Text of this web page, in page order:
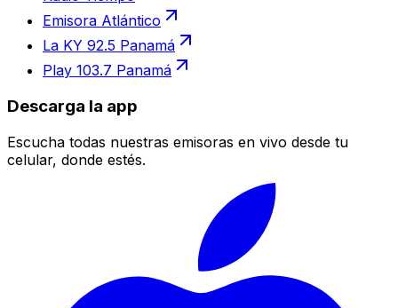
Emisora Atlántico
La KY 92.5 Panamá
Play 103.7 Panamá
Descarga la app
Escucha todas nuestras emisoras en vivo desde tu
celular, donde estés.